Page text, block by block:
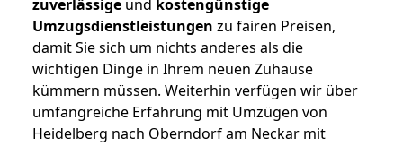
zuverlässige und kostengünstige
Umzugsdienstleistungen zu fairen Preisen,
damit Sie sich um nichts anderes als die
wichtigen Dinge in Ihrem neuen Zuhause
kümmern müssen. Weiterhin verfügen wir über
umfangreiche Erfahrung mit Umzügen von
Heidelberg nach Oberndorf am Neckar mit